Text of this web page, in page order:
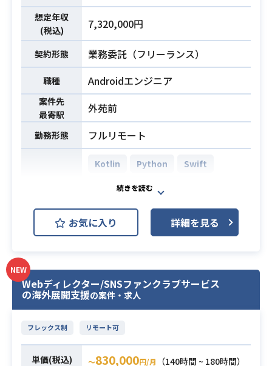
業務内容
のテスト設計、実行、バグ報告
・テスト自動化（MagicPod/Playwri
ght）の運用、改善への参加
・スクラムチーム（デイリースクラ
ム・スプリントレビュー・品質フィ
ードバック）への参加
・生成AIツール（Claude）を活用し
たテスト効率化の実践
・多言語および多業種ユーザー向け
プロダクトの品質確認（日本語、英
語、タイ語、スペイン語等）
※詳細は面談時にお伝えします。
必須スキル
・QAエンジニアとしての経験3年以
書作成、不具合修正確認まで一貫し
てQA業務を推進できるスキル
・Webアプリケーションまたはモバ
イルアプリのQA実務経験
想定年収
(税込)
7,320,000円
契約形態 業務委託（フリーランス）
職種 Androidエンジニア
案件先
最寄駅
外苑前
勤務形態 フルリモート
開発環境
Kotlin Python
Swift
TypeScript
PostgreSQL
Android
AWS (Amazon Web Services)
スポーツ解析向けアプリケーション
の設計および開発を推進していただ
きます。
【仕事内容】
す。
お気に入り 詳細を見る
NEW
Webディレクター/SNSファンクラブサービス
の海外展開支援の案件・求人
フレックス制 リモート可
単価(税込) 〜830,000円/月
（140時間 ~ 180時間）